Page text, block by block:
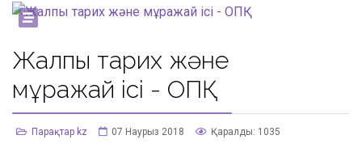
Жалпы тарих және
мұражай ісі - ОПҚ
Парақтар kz 07 Наурыз 2018 Қаралды: 1035